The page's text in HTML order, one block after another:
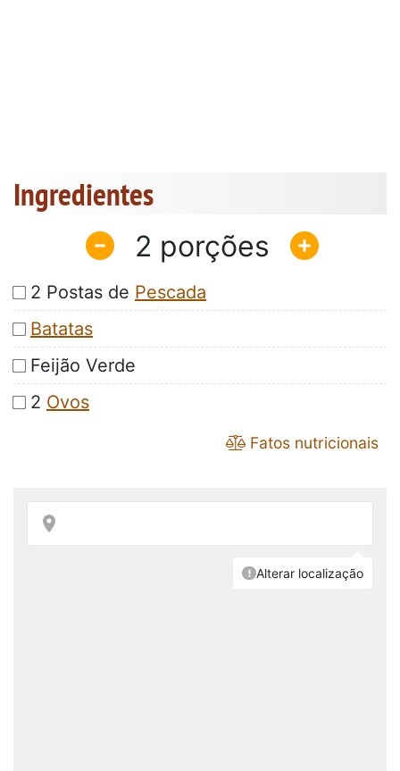
Ingredientes
2
2 Postas de Pescada
Batatas
Feijão Verde
2 Ovos
Fatos nutricionais